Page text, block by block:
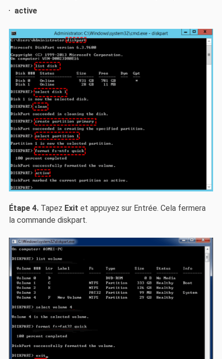
active
Étape 4.Tapez Exit et appuyez sur Entrée. Cela fermera
la commande diskpart.